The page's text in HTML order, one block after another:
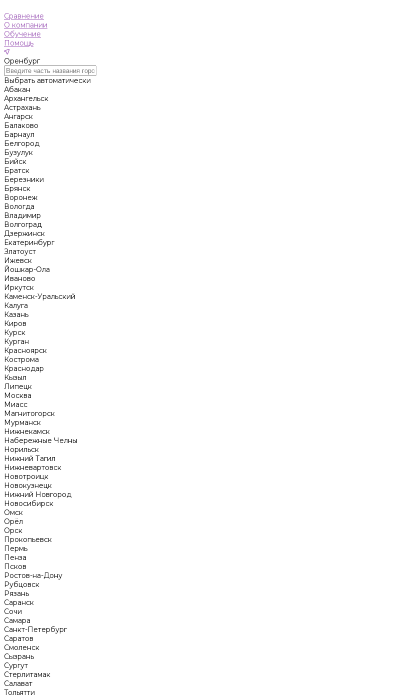
Сравнение
О компании
Обучение
Помощь
Оренбург
Выбрать автоматически
Абакан
Архангельск
Астрахань
Ангарск
Балаково
Барнаул
Белгород
Бузулук
Бийск
Братск
Березники
Брянск
Воронеж
Вологда
Владимир
Волгоград
Дзержинск
Екатеринбург
Златоуст
Ижевск
Йошкар-Ола
Иваново
Иркутск
Каменск-Уральский
Калуга
Казань
Киров
Курск
Курган
Красноярск
Кострома
Краснодар
Кызыл
Липецк
Москва
Миасс
Магнитогорск
Мурманск
Нижнекамск
Набережные Челны
Норильск
Нижний Тагил
Нижневартовск
Новотроицк
Новокузнецк
Нижний Новгород
Новосибирск
Омск
Орёл
Орск
Прокопьевск
Пермь
Пенза
Псков
Ростов-на-Дону
Рубцовск
Рязань
Саранск
Сочи
Самара
Санкт-Петербург
Саратов
Смоленск
Сызрань
Сургут
Стерлитамак
Салават
Тольятти